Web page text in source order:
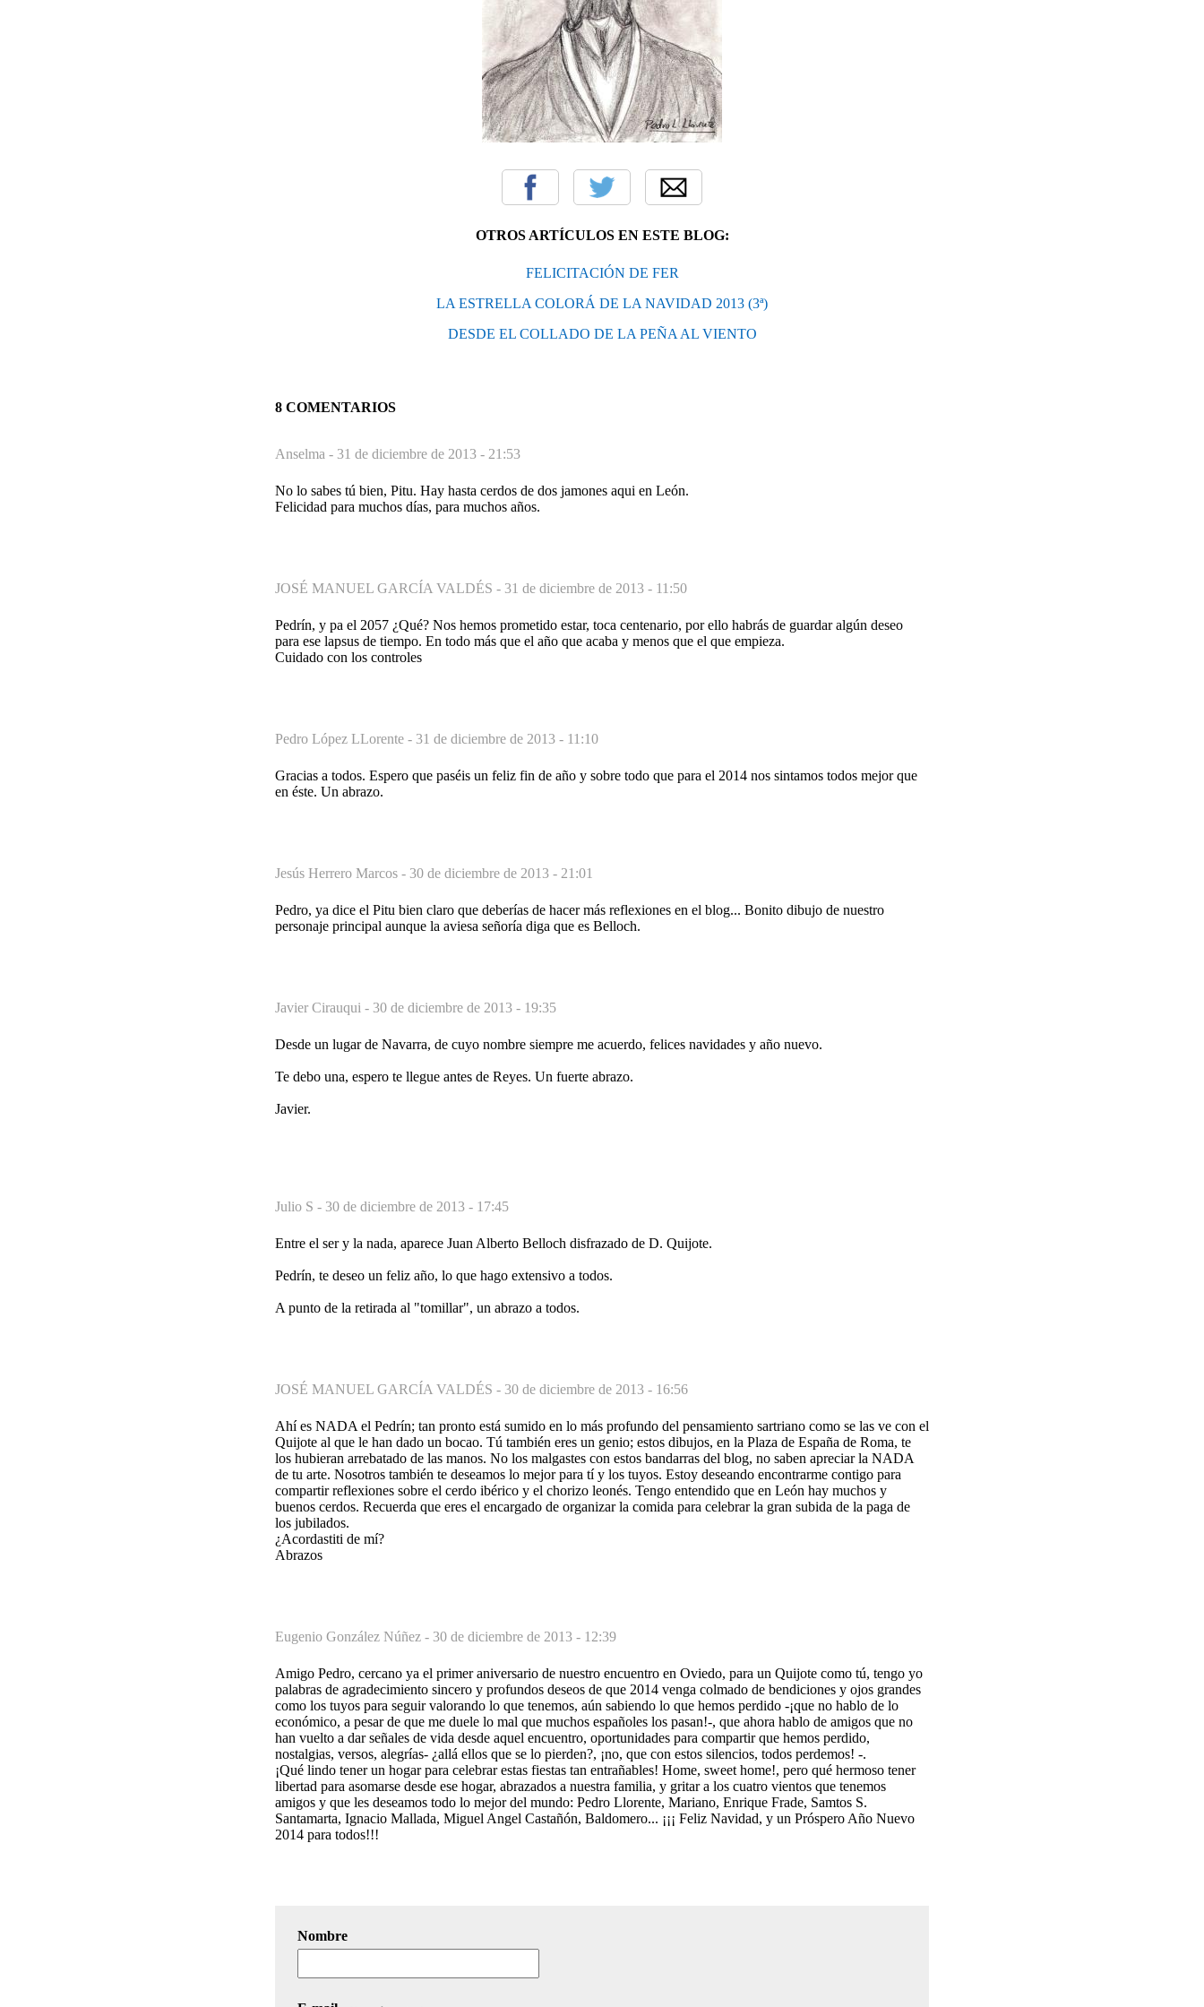
OTROS ARTÍCULOS EN ESTE BLOG:
FELICITACIÓN DE FER
LA ESTRELLA COLORÁ DE LA NAVIDAD 2013 (3ª)
DESDE EL COLLADO DE LA PEÑA AL VIENTO
8 COMENTARIOS
Anselma - 31 de diciembre de 2013 - 21:53
No lo sabes tú bien, Pitu. Hay hasta cerdos de dos jamones aqui en León.
Felicidad para muchos días, para muchos años.
JOSÉ MANUEL GARCÍA VALDÉS - 31 de diciembre de 2013 - 11:50
Pedrín, y pa el 2057 ¿Qué? Nos hemos prometido estar, toca centenario, por ello habrás de guardar algún deseo
para ese lapsus de tiempo. En todo más que el año que acaba y menos que el que empieza.
Cuidado con los controles
Pedro López LLorente - 31 de diciembre de 2013 - 11:10
Gracias a todos. Espero que paséis un feliz fin de año y sobre todo que para el 2014 nos sintamos todos mejor que
en éste. Un abrazo.
Jesús Herrero Marcos - 30 de diciembre de 2013 - 21:01
Pedro, ya dice el Pitu bien claro que deberías de hacer más reflexiones en el blog... Bonito dibujo de nuestro
personaje principal aunque la aviesa señoría diga que es Belloch.
Javier Cirauqui - 30 de diciembre de 2013 - 19:35
Desde un lugar de Navarra, de cuyo nombre siempre me acuerdo, felices navidades y año nuevo.
Te debo una, espero te llegue antes de Reyes. Un fuerte abrazo.
Javier.
Julio S - 30 de diciembre de 2013 - 17:45
Entre el ser y la nada, aparece Juan Alberto Belloch disfrazado de D. Quijote.
Pedrín, te deseo un feliz año, lo que hago extensivo a todos.
A punto de la retirada al "tomillar", un abrazo a todos.
JOSÉ MANUEL GARCÍA VALDÉS - 30 de diciembre de 2013 - 16:56
Ahí es NADA el Pedrín; tan pronto está sumido en lo más profundo del pensamiento sartriano como se las ve con el
Quijote al que le han dado un bocao. Tú también eres un genio; estos dibujos, en la Plaza de España de Roma, te
los hubieran arrebatado de las manos. No los malgastes con estos bandarras del blog, no saben apreciar la NADA
de tu arte. Nosotros también te deseamos lo mejor para tí y los tuyos. Estoy deseando encontrarme contigo para
compartir reflexiones sobre el cerdo ibérico y el chorizo leonés. Tengo entendido que en León hay muchos y
buenos cerdos. Recuerda que eres el encargado de organizar la comida para celebrar la gran subida de la paga de
los jubilados.
¿Acordastiti de mí?
Abrazos
Eugenio González Núñez - 30 de diciembre de 2013 - 12:39
Amigo Pedro, cercano ya el primer aniversario de nuestro encuentro en Oviedo, para un Quijote como tú, tengo yo
palabras de agradecimiento sincero y profundos deseos de que 2014 venga colmado de bendiciones y ojos grandes
como los tuyos para seguir valorando lo que tenemos, aún sabiendo lo que hemos perdido -¡que no hablo de lo
económico, a pesar de que me duele lo mal que muchos españoles los pasan!-, que ahora hablo de amigos que no
han vuelto a dar señales de vida desde aquel encuentro, oportunidades para compartir que hemos perdido,
nostalgias, versos, alegrías- ¿allá ellos que se lo pierden?, ¡no, que con estos silencios, todos perdemos! -.
¡Qué lindo tener un hogar para celebrar estas fiestas tan entrañables! Home, sweet home!, pero qué hermoso tener
libertad para asomarse desde ese hogar, abrazados a nuestra familia, y gritar a los cuatro vientos que tenemos
amigos y que les deseamos todo lo mejor del mundo: Pedro Llorente, Mariano, Enrique Frade, Samtos S.
Santamarta, Ignacio Mallada, Miguel Angel Castañón, Baldomero... ¡¡¡ Feliz Navidad, y un Próspero Año Nuevo
2014 para todos!!!
Nombre